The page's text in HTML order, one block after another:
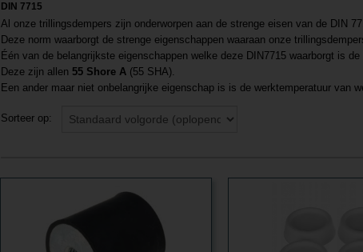
DIN 7715
Al onze trillingsdempers zijn onderworpen aan de strenge eisen van de DIN
Deze norm waarborgt de strenge eigenschappen waaraan onze
Één van de belangrijkste eigenschappen welke deze DIN7715 waarborgt is
Deze zijn allen 55 Shore A (55 SHA).
Een ander maar niet onbelangrijke eigenschap is is de werktemperatuur van
Sorteer op: